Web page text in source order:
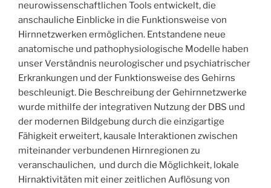
neurowissenschaftlichen Tools entwickelt, die
anschauliche Einblicke in die Funktionsweise von
Hirnnetzwerken ermöglichen. Entstandene neue
anatomische und pathophysiologische Modelle haben
unser Verständnis neurologischer und psychiatrischer
Erkrankungen und der Funktionsweise des Gehirns
beschleunigt. Die Beschreibung der Gehirnnetzwerke
wurde mithilfe der integrativen Nutzung der DBS und
der modernen Bildgebung durch die einzigartige
Fähigkeit erweitert, kausale Interaktionen zwischen
miteinander verbundenen Hirnregionen zu
veranschaulichen, und durch die Möglichkeit, lokale
Hirnaktivitäten mit einer zeitlichen Auflösung von